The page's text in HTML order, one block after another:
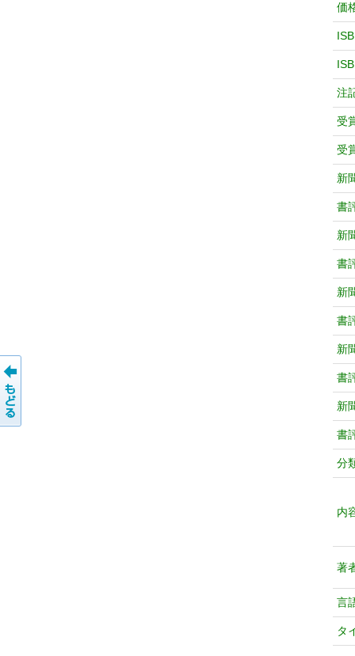
価
注
受
受
新
書
新
書
新
書
新
書
新
書
分
内
著
言
タ